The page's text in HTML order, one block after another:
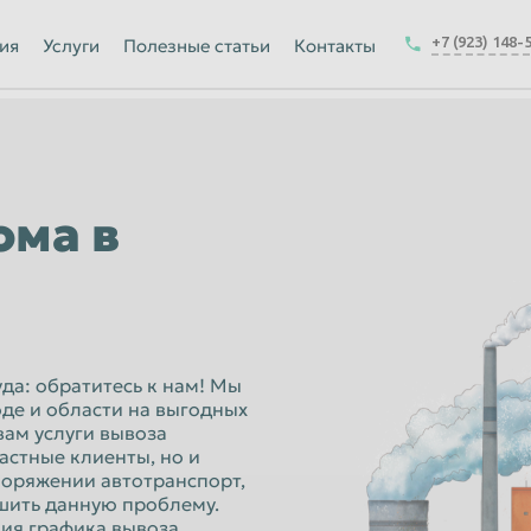
Йошкар-Ола
Нижнекамск
Новочеркасск
Услуги Полезные статьи Контакты +7 (923) 148-
в
обратитесь к нам! Мы
и области на выгодных
услуги вывоза
клиенты, но и
автотранспорт,
данную проблему.